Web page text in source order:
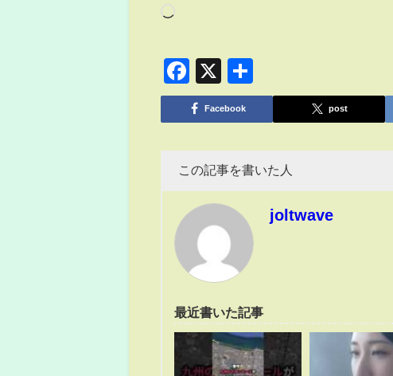
Facebook
X
有
Facebook post
この記事を書いた人
joltwave
最近書いた記事